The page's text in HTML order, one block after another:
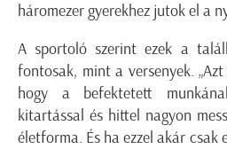
háromezer gyerekhez jutok el a
A sportoló szerint ezek a
fontosak, mint a versenyek.
hogy a befektetett
kitartással és hittel nagyon
életforma. És ha ezzel akár csak